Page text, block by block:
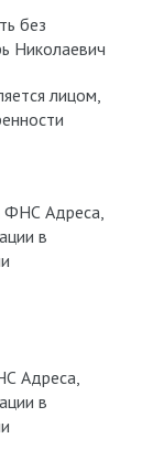
без
Николаевич
лицом,
ФНС Адреса,
в
Адреса,
в